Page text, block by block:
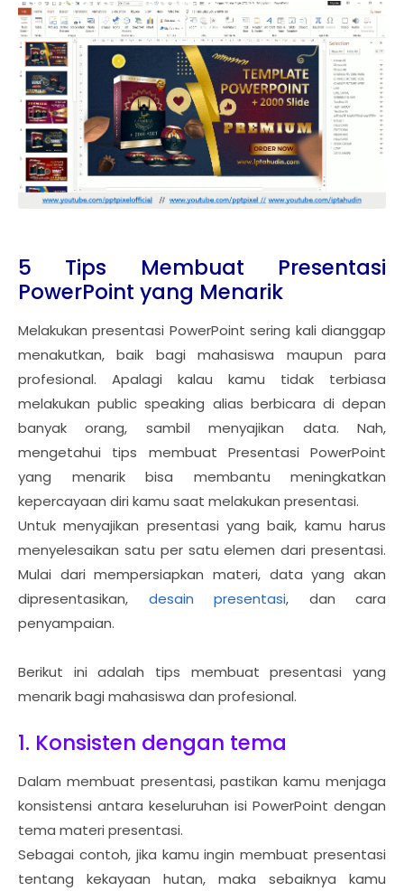
5 Tips Membuat Presentasi
PowerPoint yang Menarik
Melakukan presentasi PowerPoint sering kali dianggap
menakutkan, baik bagi mahasiswa maupun para
profesional. Apalagi kalau kamu tidak terbiasa
melakukan public speaking alias berbicara di depan
banyak orang, sambil menyajikan data. Nah,
mengetahui tips membuat Presentasi PowerPoint
yang menarik bisa membantu meningkatkan
kepercayaan diri kamu saat melakukan presentasi.
Untuk menyajikan presentasi yang baik, kamu harus
menyelesaikan satu per satu elemen dari presentasi.
Mulai dari mempersiapkan materi, data yang akan
dipresentasikan, desain presentasi, dan cara
penyampaian.
Berikut ini adalah tips membuat presentasi yang
menarik bagi mahasiswa dan profesional.
1. Konsisten dengan tema
Dalam membuat presentasi, pastikan kamu menjaga
konsistensi antara keseluruhan isi PowerPoint dengan
tema materi presentasi.
Sebagai contoh, jika kamu ingin membuat presentasi
tentang kekayaan hutan, maka sebaiknya kamu